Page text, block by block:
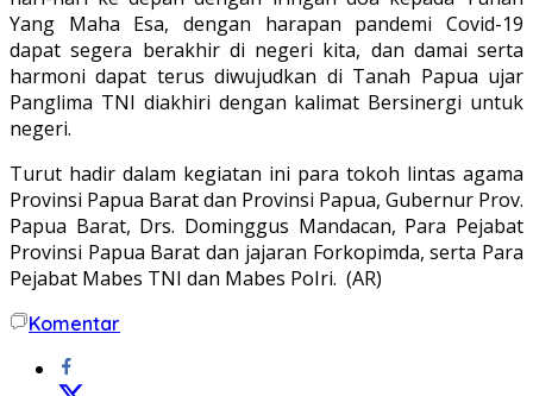
Yang Maha Esa, dengan harapan pandemi Covid-19
dapat segera berakhir di negeri kita, dan damai serta
harmoni dapat terus diwujudkan di Tanah Papua ujar
Panglima TNI diakhiri dengan kalimat Bersinergi untuk
negeri.
Turut hadir dalam kegiatan ini para tokoh lintas agama
Provinsi Papua Barat dan Provinsi Papua, Gubernur Prov.
Papua Barat, Drs. Dominggus Mandacan, Para Pejabat
Provinsi Papua Barat dan jajaran Forkopimda, serta Para
Pejabat Mabes TNI dan Mabes PoIri. (AR)
Komentar